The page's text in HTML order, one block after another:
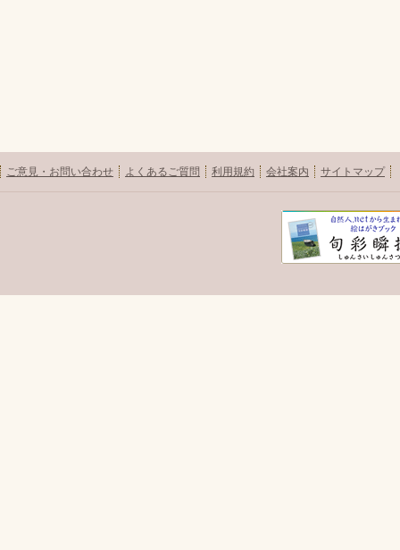
ご意見・お問い合わせ よくあるご質問 利用規約 会社案内 サイトマップ